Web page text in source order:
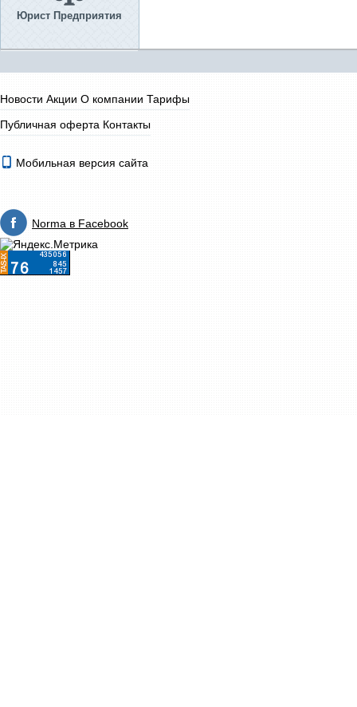
Юрист Предприятия
Новости Акции О компании Тарифы
Публичная оферта Контакты
Мобильная версия сайта
Norma в Facebook